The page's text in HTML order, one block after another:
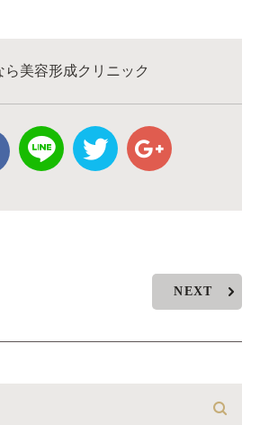
ら美容形成クリニック
NEXT